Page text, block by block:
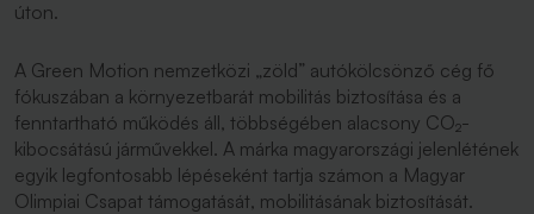
úton.
A Green Motion nemzetközi „zöld” autókölcsönző cég fő
fókuszában a környezetbarát mobilitás biztosítása és a
fenntartható működés áll, többségében alacsony CO₂-
kibocsátású járművekkel. A márka magyarországi jelenlétének
egyik legfontosabb lépéseként tartja számon a Magyar
Olimpiai Csapat támogatását, mobilitásának biztosítását.